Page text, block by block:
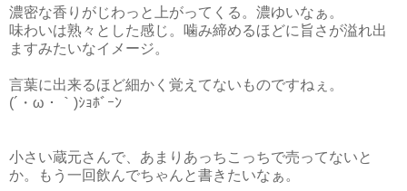
濃密な香りがじわっと上がってくる。濃ゆいなぁ。
味わいは熟々とした感じ。噛み締めるほどに旨さが溢れ出
ますみたいなイメージ。
言葉に出来るほど細かく覚えてないものですねぇ。
(´・ω・｀)ｼｮﾎﾞｰﾝ
小さい蔵元さんで、あまりあっちこっちで売ってないと
か。もう一回飲んでちゃんと書きたいなぁ。